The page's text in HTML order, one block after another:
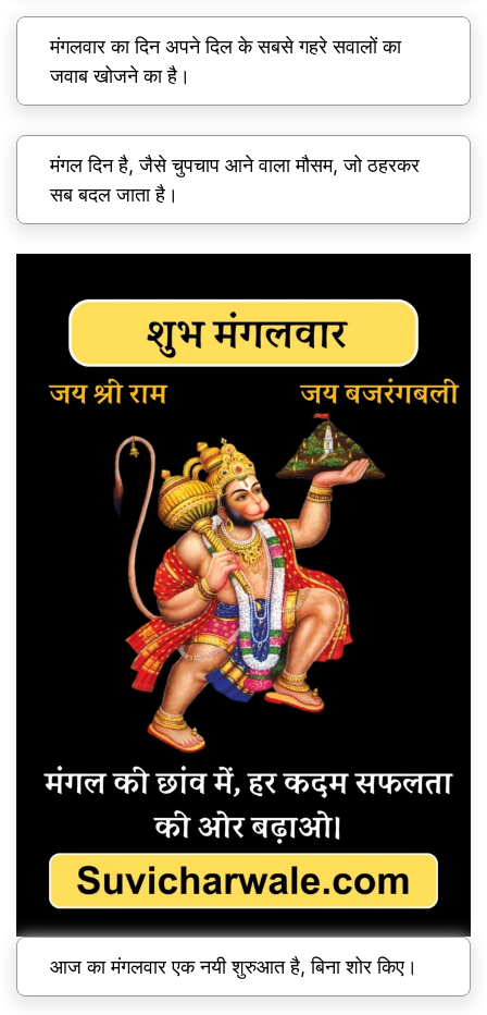
मंगलवार का दिन अपने दिल के सबसे गहरे सवालों का
जवाब खोजने का है।
मंगल दिन है, जैसे चुपचाप आने वाला मौसम, जो ठहरकर
सब बदल जाता है।
आज का मंगलवार एक नयी शुरुआत है, बिना शोर किए।